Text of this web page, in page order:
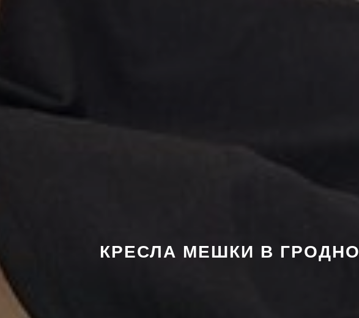
КРЕСЛА МЕШКИ В ГРОДНО